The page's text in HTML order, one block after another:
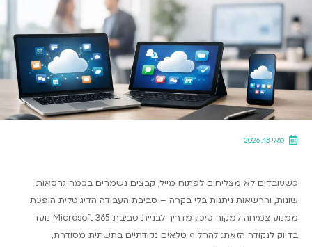
מאי 13, 2026
כשעובדים לא מצליחים לפתוח מייל, קבצים נשמרים בכמה גרסאות
שונות, והרשאות ניתנות בלי בקרה – סביבת העבודה הדיגיטלית הופכת
ממנוע צמיחה למקור סיכון. מדריך לבניית סביבת Microsoft 365 נועד
בדיוק לנקודה הזאת: להחליף טלאים נקודתיים בתשתית מסודרת,